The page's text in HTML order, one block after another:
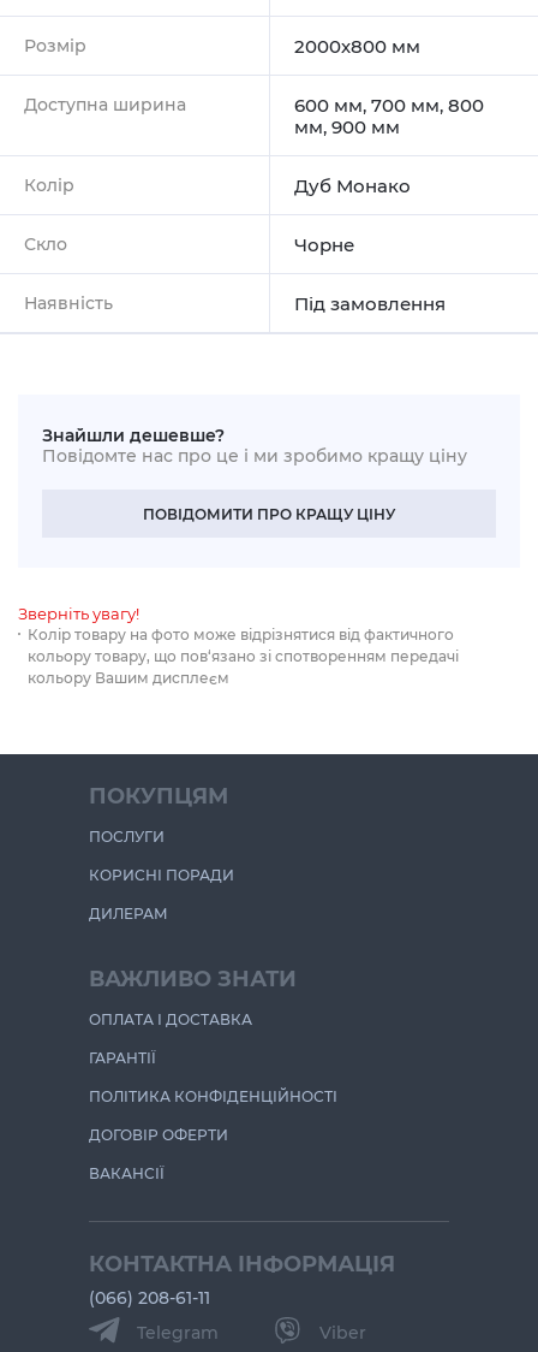
Розмір 2000х800 мм
Доступна ширина
600 мм, 700 мм, 800
мм, 900 мм
Колір Дуб Монако
Скло Чорне
Наявність Під замовлення
Знайшли дешевше?
Повідомте нас про це і ми зробимо кращу ціну
ПОВІДОМИТИ ПРО КРАЩУ ЦІНУ
Зверніть увагу!
Колір товару на фото може відрізнятися від фактичного
кольору товару, що пов‘язано зі спотворенням передачі
кольору Вашим дисплеєм
ПОКУПЦЯМ
ПОСЛУГИ
КОРИСНІ ПОРАДИ
ДИЛЕРАМ
ВАЖЛИВО ЗНАТИ
ОПЛАТА І ДОСТАВКА
ГАРАНТІЇ
ПОЛІТИКА КОНФІДЕНЦІЙНОСТІ
ДОГОВІР ОФЕРТИ
ВАКАНСІЇ
КОНТАКТНА ІНФОРМАЦІЯ
(066) 208-61-11
Telegram
Viber